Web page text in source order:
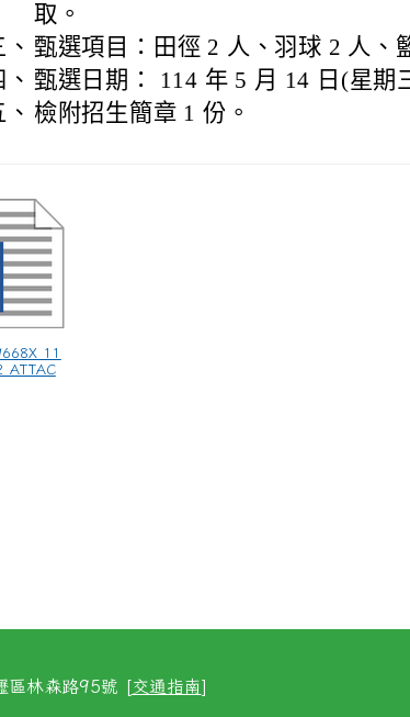
取。
甄選項目：田徑 2 人、羽球 2 人、
甄選日期： 114 年 5 月 14 日(星期
檢附招生簡章 1 份。
區林森路95號 [交通指南]